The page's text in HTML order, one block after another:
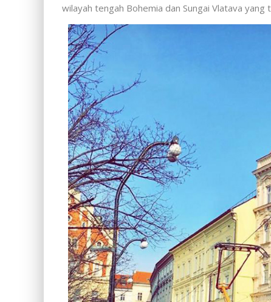
wilayah tengah Bohemia dan Sungai Vlatava